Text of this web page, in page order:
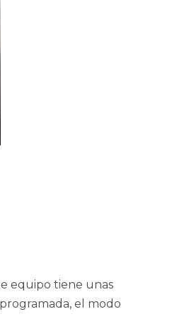
equipo tiene unas
el modo